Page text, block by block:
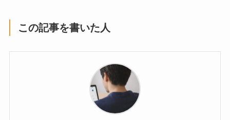
この記事を書いた人